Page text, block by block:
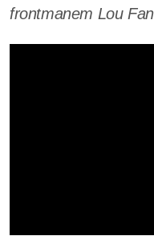
frontmanem Lou